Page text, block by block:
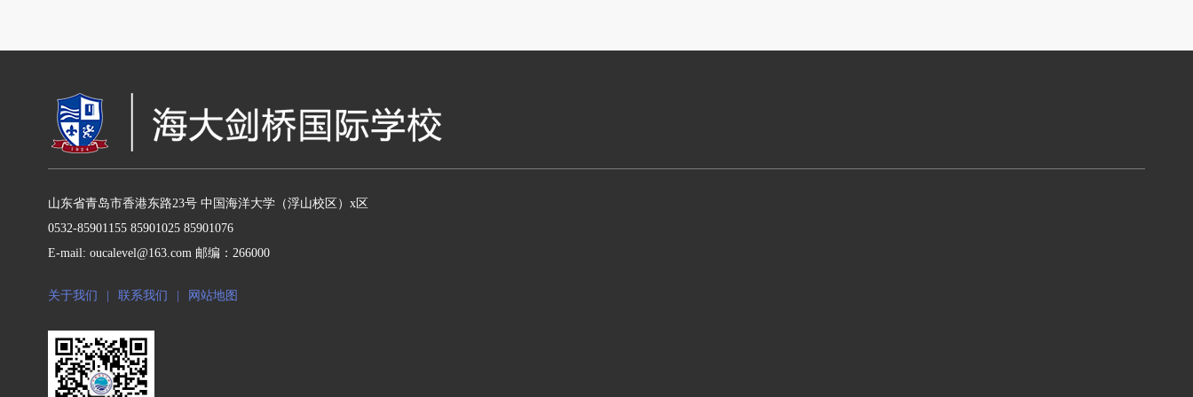
山东省青岛市香港东路23号 中国海洋大学（浮山校区）x区
0532-85901155 85901025 85901076
E-mail: oucalevel@163.com 邮编：266000
关于我们 联系我们 网站地图